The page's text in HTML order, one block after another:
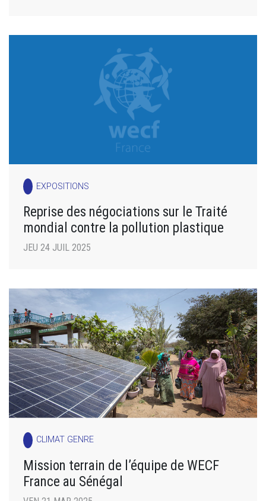
EXPOSITIONS
Reprise des négociations sur le Traité
mondial contre la pollution plastique
JEU 24 JUIL 2025
CLIMAT GENRE
Mission terrain de l’équipe de WECF
France au Sénégal